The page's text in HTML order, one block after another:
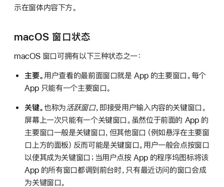
示在窗体内容下方。
macOS 窗口状态
macOS 窗口可拥有以下三种状态之一：
主要。 用户查看的最前面窗口就是 App 的主要窗口。每个
App 只能有一个主要窗口。
关键。也称为活跃窗口，即接受用户输入内容的关键窗口。
屏幕上一次只能有一个关键窗口。虽然位于前面的 App 的
主要窗口一般是关键窗口，但其他窗口（例如悬浮在主要窗
口上方的面板）反而可能是关键窗口。用户一般会点按窗口
以使其成为关键窗口；当用户点按 App 的程序坞图标将该
App 的所有窗口都调到前台时，只有最近访问的窗口会成
为关键窗口。